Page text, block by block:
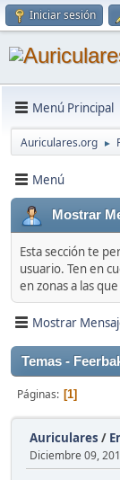
Iniciar sesión
Menú Principal
Auriculares.org ►
Menú
Mostrar
Esta sección te
usuario. Ten en
en zonas a las
Mostrar
Temas -
Páginas 1
Auriculares /
Diciembre 09,